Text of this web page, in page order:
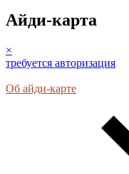
Айди-карта
×
требуется авторизация
Об айди-карте